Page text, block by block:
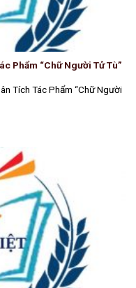
Phẩm “Chữ Người Tử Tù”
Tích Tác Phẩm “Chữ Người